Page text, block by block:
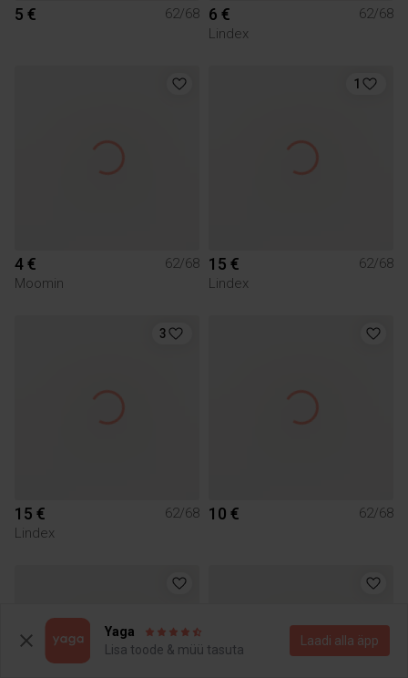
5 € 62/68 6 €
62/68
Lindex
4 €
62/68
Moomin
1
15 €
62/68
Lindex
3
15 €
62/68
Lindex
10 € 62/68
Yaga
Lisa toode & müü tasuta
Laadi alla äpp